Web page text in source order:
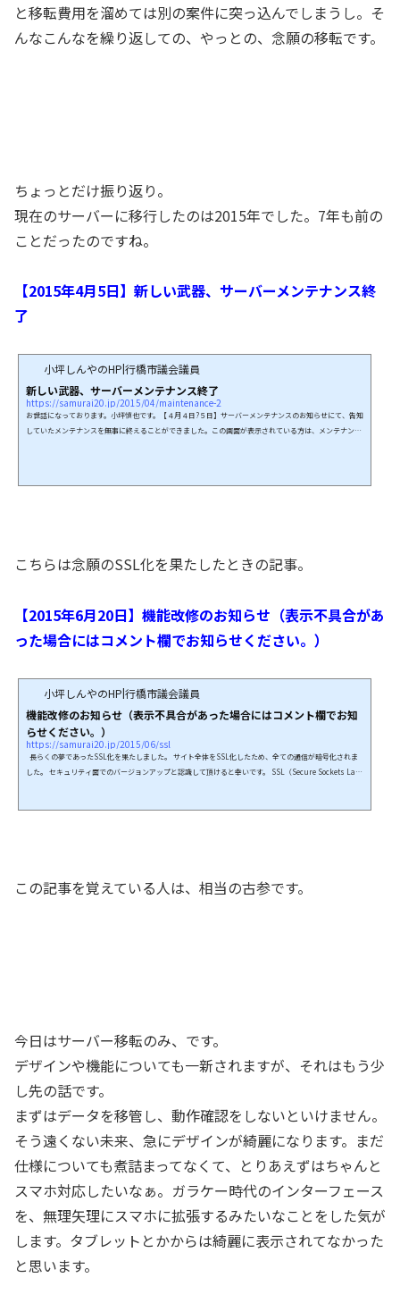
と移転費用を溜めては別の案件に突っ込んでしまうし。そ
んなこんなを繰り返しての、やっとの、念願の移転です。
ちょっとだけ振り返り。
現在のサーバーに移行したのは2015年でした。7年も前の
ことだったのですね。
【2015年4月5日】新しい武器、サーバーメンテナンス終
了
小坪しんやのHP|行橋市議会議員
新しい武器、サーバーメンテナンス終了
https://samurai20.jp/2015/04/maintenance-2
お世話になっております。小坪慎也です。【４月４日?５日】サーバーメンテナンスのお知らせにて、告知
していたメンテナンスを無事に終えることができました。この画面が表示されている方は、メンテナンス
こちらは念願のSSL化を果たしたときの記事。
【2015年6月20日】機能改修のお知らせ（表示不具合があ
った場合にはコメント欄でお知らせください。）
小坪しんやのHP|行橋市議会議員
機能改修のお知らせ（表示不具合があった場合にはコメント欄でお知
らせください。）
https://samurai20.jp/2015/06/ssl
長らくの夢であったSSL化を果たしました。 サイト全体をSSL化したため、全ての通信が暗号化されま
した。 セキュリティ面でのバージョンアップと認識して頂けると幸いです。 SSL（Secure Sockets Laye
この記事を覚えている人は、相当の古参です。
今日はサーバー移転のみ、です。
デザインや機能についても一新されますが、それはもう少
し先の話です。
まずはデータを移管し、動作確認をしないといけません。
そう遠くない未来、急にデザインが綺麗になります。まだ
仕様についても煮詰まってなくて、とりあえずはちゃんと
スマホ対応したいなぁ。ガラケー時代のインターフェース
を、無理矢理にスマホに拡張するみたいなことをした気が
します。タブレットとかからは綺麗に表示されてなかった
と思います。